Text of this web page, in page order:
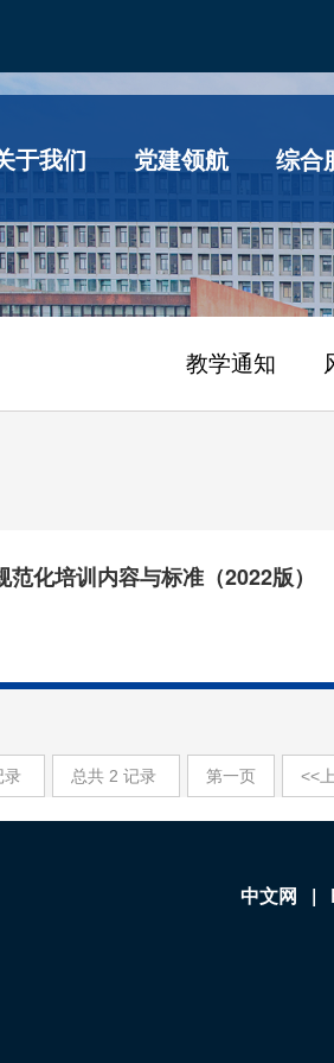
于我们 党建领航 综合
教学通知
化培训内容与标准（2022版）
录 总共 2 记录 第一页 <<
中文网 |